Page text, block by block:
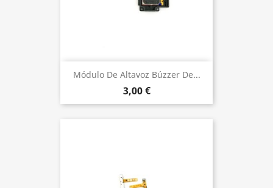
Módulo De Altavoz Búzzer De...
3,00 €